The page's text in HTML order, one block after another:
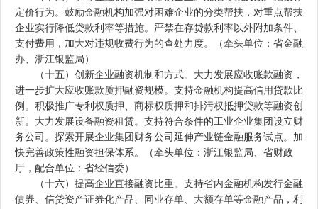
定价行为。鼓励金融机构加强对困难企业的分类帮扶，对重点帮扶
企业实行降低贷款利率等措施。严禁在存贷款利率以外附加条件、
支付费用，加大对违规收费行为的查处力度。（牵头单位：省金融
办、浙江银监局）
（十五）创新企业融资机制和方式。大力发展应收账款融资，
进一步扩大应收账款质押融资规模。支持金融机构提高信用贷款比
例。积极推广专利权质押、商标权质押和排污权抵押贷款等融资创
新。大力发展设备融资租赁。支持符合条件的工业企业集团设立财
务公司。探索开展企业集团财务公司延伸产业链金融服务试点。加
快完善政策性融资担保体系。（牵头单位：浙江银监局、省财政
厅，配合单位：省经信委）
（十六）提高企业直接融资比重。支持省内金融机构发行金融
债券、信贷资产证券化产品、同业存单、大额存单等金融产品，利